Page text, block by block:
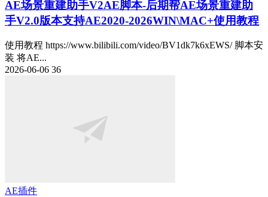
AE场景重建助手V2AE脚本-后期帮AE场景重建助
手V2.0版本支持AE2020-2026WIN\MAC+使用教程
使用教程 https://www.bilibili.com/video/BV1dk7k6xEWS/ 脚本安
装 将AE...
2026-06-06 36
AE插件